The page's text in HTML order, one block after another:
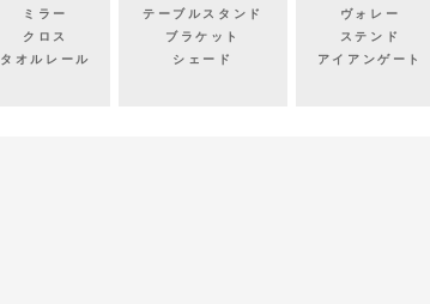
ミラー
クロス
タオルレール
テーブルスタンド
ブラケット
シェード
ヴォレー
ステンド
アイアンゲート